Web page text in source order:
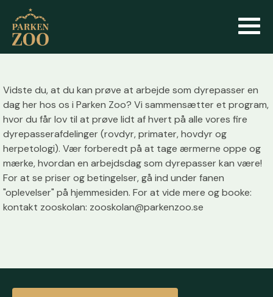
Vidste du, at du kan prøve at arbejde som dyrepasser en
dag her hos os i Parken Zoo? Vi sammensætter et program,
hvor du får lov til at prøve lidt af hvert på alle vores fire
dyrepasserafdelinger (rovdyr, primater, hovdyr og
herpetologi). Vær forberedt på at tage ærmerne oppe og
mærke, hvordan en arbejdsdag som dyrepasser kan være!
For at se priser og betingelser, gå ind under fanen
"oplevelser" på hjemmesiden. For at vide mere og booke:
kontakt zooskolan: zooskolan@parkenzoo.se